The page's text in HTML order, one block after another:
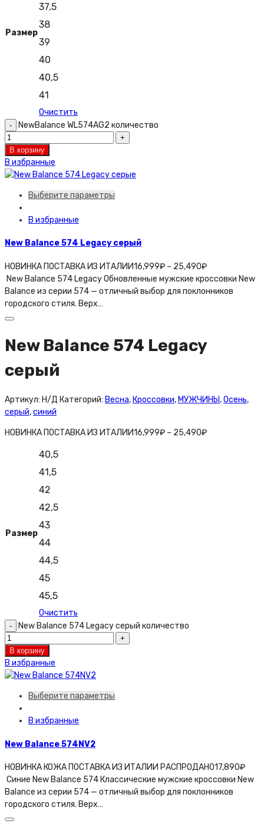
Размер
37,5
38
39
40
40,5
41
Очистить
NewBalance WL574AG2 количество
В корзину
В избранные
Выберите параметры
В избранные
New Balance 574 Legacy серый
НОВИНКА ПОСТАВКА ИЗ ИТАЛИИ16,999₽ – 25,490₽
New Balance 574 Legacy Обновленные мужские кроссовки New
Balance из серии 574 — отличный выбор для поклонников
городского стиля. Верх…
New Balance 574 Legacy
серый
Артикул: Н/Д Категорий: Весна, Кроссовки, МУЖЧИНЫ ,Осень,
серый,синий
НОВИНКА ПОСТАВКА ИЗ ИТАЛИИ16,999₽ – 25,490₽
Размер
40,5
41,5
42
42,5
43
44
44,5
45
45,5
Очистить
New Balance 574 Legacy серый количество
В корзину
В избранные
Выберите параметры
В избранные
New Balance 574NV2
НОВИНКА КОЖА ПОСТАВКА ИЗ ИТАЛИИ РАСПРОДАНО17,890₽
Синие New Balance 574 Классические мужские кроссовки New
Balance из серии 574 — отличный выбор для поклонников
городского стиля. Верх…